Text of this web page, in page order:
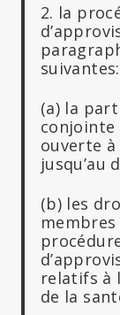
2. la
suivantes:
(a) la
conjointe
ouverte
jusqu’au
(b) les
relatifs à
de la